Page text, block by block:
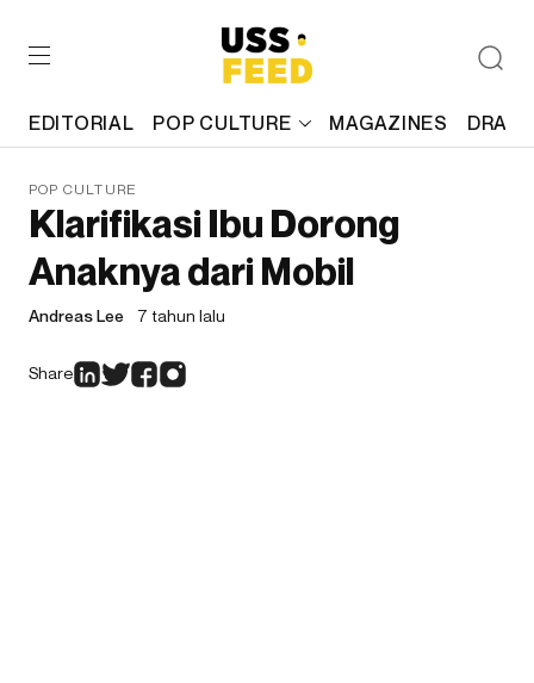
EDITORIAL POP CULTURE MAGAZINES
POP CULTURE
Klarifikasi Ibu Dorong
Anaknya dari Mobil
Andreas Lee 7 tahun lalu
Share